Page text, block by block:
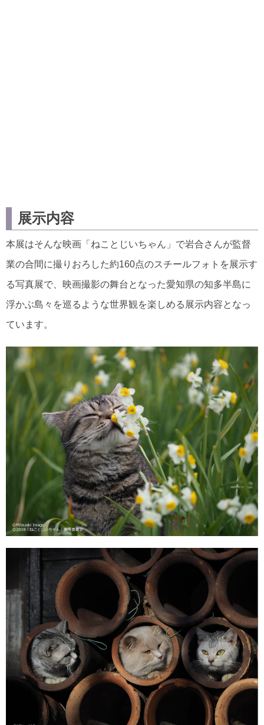
展示内容
本展はそんな映画「ねことじいちゃん」で岩合さんが監督
業の合間に撮りおろした約160点のスチールフォトを展示す
る写真展で、映画撮影の舞台となった愛知県の知多半島に
浮かぶ島々を巡るような世界観を楽しめる展示内容となっ
ています。